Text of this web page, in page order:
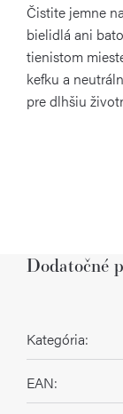
Čistite jemne
bielidlá ani
tienistom
kefku a
pre dlhšiu
Dodatočné
Kategória:
EAN: